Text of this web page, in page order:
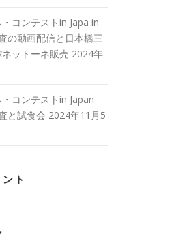
コンテストin Japa in
の動画配信と日本橋三
ットーネ販売 2024年
コンテストin Japan
と試食会 2024年11月5
ト